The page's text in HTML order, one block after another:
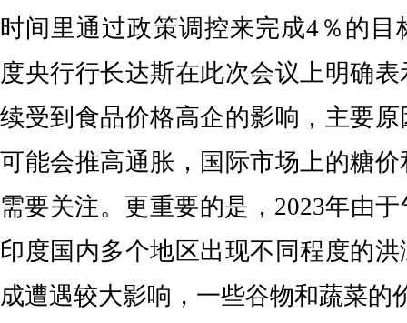
时间里通过政策调控来完成4％的目
度央行行长达斯在此次会议上明确
续受到食品价格高企的影响，主要
可能会推高通胀，国际市场上的糖
需要关注。更重要的是，2023年由
印度国内多个地区出现不同程度的
成遭遇较大影响，一些谷物和蔬菜的